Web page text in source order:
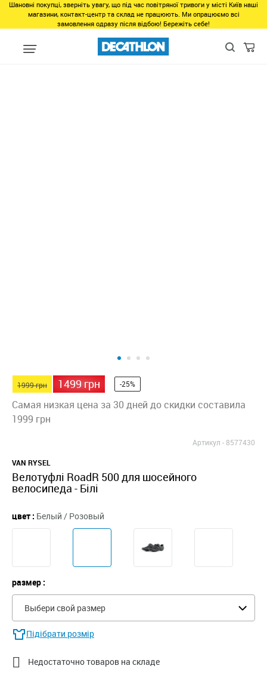
Шановні покупці, зверніть увагу, що під час повітряної тривоги у місті Київ наші
магазини, контакт-центр та склад не працюють. Ми опрацюємо всі
замовлення одразу після відбою! Бережіть себе!
Популярне Подарунки створені для гри Зимові знижки
1999 грн 1499 грн -25%
Самая низкая цена за 30 дней до скидки составила
1999 грн
Артикул -8577430
VAN RYSEL
Велотуфлі RoadR 500 для шосейного
велосипеда - Білі
цвет : Белый / Розовый
размер :
Выбери свой размер
Підібрати розмір
 Недостаточно товаров на складе